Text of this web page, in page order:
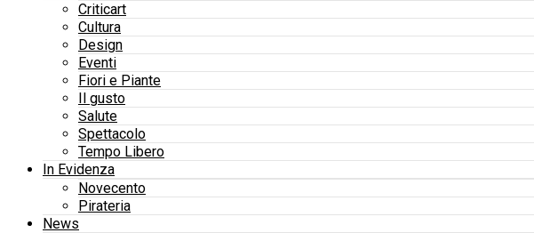
Criticart
Cultura
Design
Eventi
Fiori e Piante
Il gusto
Salute
Spettacolo
Tempo Libero
In Evidenza
Novecento
Pirateria
News